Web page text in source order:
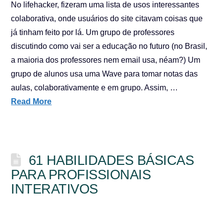
No lifehacker, fizeram uma lista de usos interessantes
colaborativa, onde usuários do site citavam coisas que
já tinham feito por lá. Um grupo de professores
discutindo como vai ser a educação no futuro (no Brasil,
a maioria dos professores nem email usa, néam?) Um
grupo de alunos usa uma Wave para tomar notas das
aulas, colaborativamente e em grupo. Assim, …
Read More
61 HABILIDADES BÁSICAS
PARA PROFISSIONAIS
INTERATIVOS